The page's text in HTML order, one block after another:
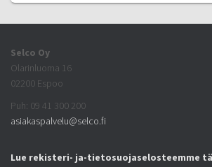
Selco Oy
Olarinluoma 16
02200 Espoo
Puh: 09 41 300 200
asiakaspalvelu@selco.fi
Lue rekisteri- ja-tietosuojaselosteemme